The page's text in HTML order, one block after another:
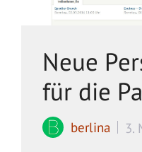
Neue
für die
berlina
3.